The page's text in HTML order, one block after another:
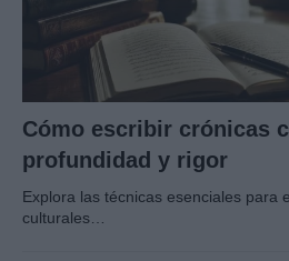
Cómo escribir crónicas
profundidad y rigor
Explora las técnicas esenciales para
culturales…